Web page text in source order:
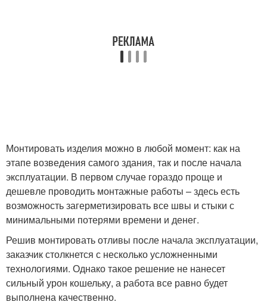
Монтировать изделия можно в любой момент: как на
этапе возведения самого здания, так и после начала
эксплуатации. В первом случае гораздо проще и
дешевле проводить монтажные работы – здесь есть
возможность загерметизировать все швы и стыки с
минимальными потерями времени и денег.
Решив монтировать отливы после начала эксплуатации,
заказчик столкнется с несколько усложненными
технологиями. Однако такое решение не нанесет
сильный урон кошельку, а работа все равно будет
выполнена качественно.